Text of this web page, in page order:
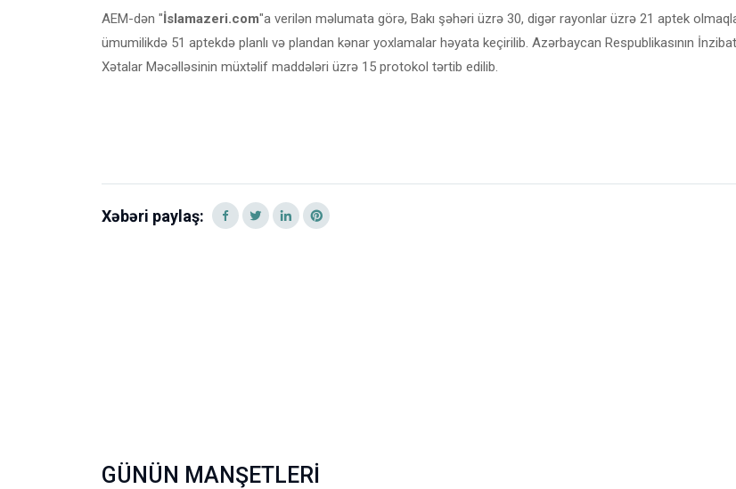
AEM-dən "İslamazeri.com"a verilən məlumata görə, Bakı şəhəri üzrə 30, digər rayonlar üzrə 21 aptek
ümumilikdə 51 aptekdə planlı və plandan kənar yoxlamalar həyata keçirilib. Azərbaycan Respublikasının
Xətalar Məcəlləsinin müxtəlif maddələri üzrə 15 protokol tərtib edilib.
Xəbəri paylaş:
GÜNÜN MANŞETLERİ